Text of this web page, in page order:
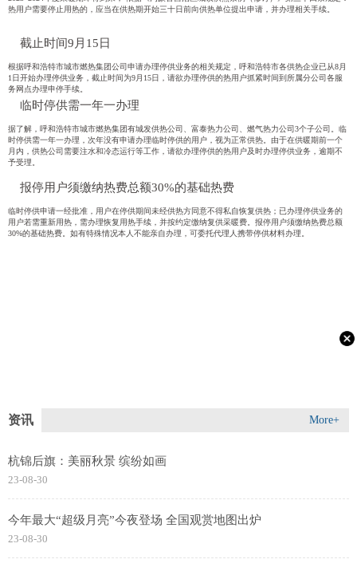
热用户需要停止用热的，应当在供热期开始三十日前向供热单位提出申请，并办理相关手续。
截止时间9月15日
根据呼和浩特市城市燃热集团公司申请办理停供业务的相关规定，呼和浩特市各供热企业已从8月
1日开始办理停供业务，截止时间为9月15日，请欲办理停供的热用户抓紧时间到所属分公司各服
务网点办理申停手续。
临时停供需一年一办理
据了解，呼和浩特市城市燃热集团有城发供热公司、富泰热力公司、燃气热力公司3个子公司。临
时停供需一年一办理，次年没有申请办理临时停供的用户，视为正常供热。由于在供暖期前一个
月内，供热公司需要注水和冷态运行等工作，请欲办理停供的热用户及时办理停供业务，逾期不
予受理。
报停用户须缴纳热费总额30%的基础热费
临时停供申请一经批准，用户在停供期间未经供热方同意不得私自恢复供热；已办理停供业务的
用户若需重新用热，需办理恢复用热手续，并按约定缴纳复供采暖费。报停用户须缴纳热费总额
30%的基础热费。如有特殊情况本人不能亲自办理，可委托代理人携带停供材料办理。
资讯 More+
杭锦后旗：美丽秋景 缤纷如画
23-08-30
今年最大“超级月亮”今夜登场 全国观赏地图出炉
23-08-30